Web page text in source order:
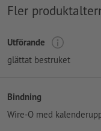
Fler
Utförande
glättat bestruket
Bindning
Wire-O med